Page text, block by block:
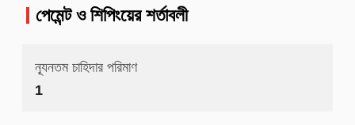
পেমেন্ট ও শিপিংয়ের শর্তাবলী
ন্যূনতম চাহিদার পরিমাণ
1